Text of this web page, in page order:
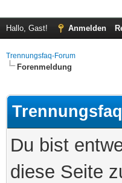
Hallo, Gast! Anmelden
Trennungsfaq-Forum
Forenmeldung
Du bist
diese Seite